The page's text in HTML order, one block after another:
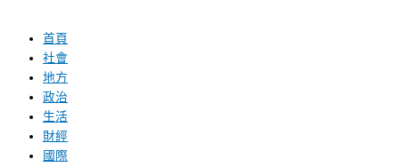
首頁
社會
地方
政治
生活
財經
國際